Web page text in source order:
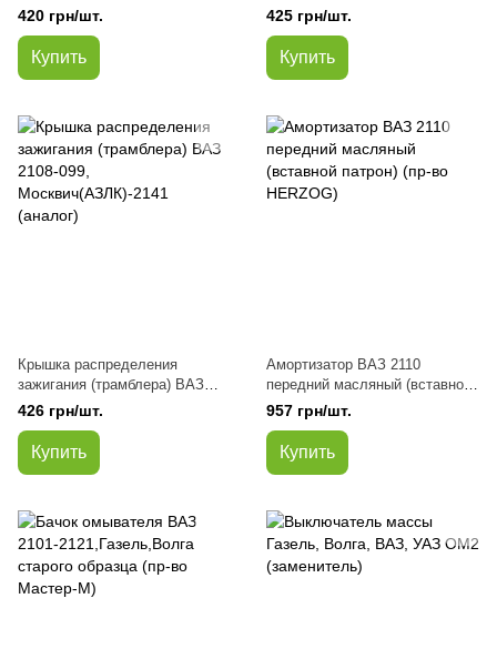
(направляющая) (пр-во SM)
420 грн/шт.
Купить
(направляющая) (пр-во SM)
425 грн/шт.
Купить
Крышка распределения
зажигания (трамблера) ВАЗ
2108-099, Москвич(АЗЛК)-2141
(аналог)
426 грн/шт.
Купить
Амортизатор ВАЗ 2110
передний масляный (вставной
патрон) (пр-во HERZOG)
957 грн/шт.
Купить